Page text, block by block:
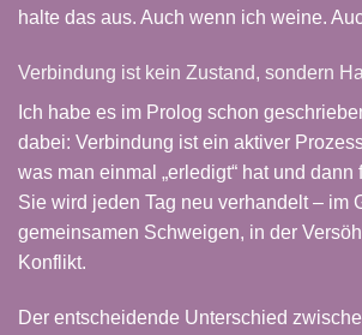
halte das aus. Auch wenn ich weine.
Verbindung ist kein Zustand, sondern
Ich habe es im Prolog schon
dabei: Verbindung ist ein aktiver
was man einmal „erledigt“ hat und dann
Sie wird jeden Tag neu verhandelt – im
gemeinsamen Schweigen, in der
Konflikt.
Der entscheidende Unterschied